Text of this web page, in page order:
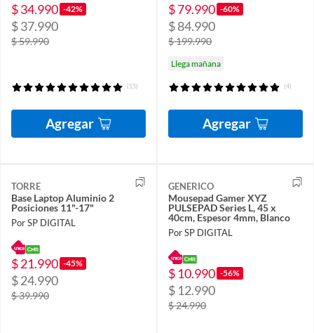
$ 34.990 -42%
$ 37.990
$ 59.990
(15)
Agregar
$ 79.990 -60%
$ 84.990
$ 199.990
Llega mañana
(4)
Agregar
TORRE
Base Laptop Aluminio 2
Posiciones 11"-17"
Por SP DIGITAL
$ 21.990 -45%
$ 24.990
$ 39.990
GENERICO
Mousepad Gamer XYZ
PULSEPAD Series L, 45 x
40cm, Espesor 4mm, Blanco
Por SP DIGITAL
$ 10.990 -56%
$ 12.990
$ 24.990